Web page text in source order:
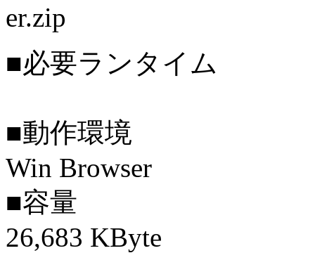
er.zip
■必要ランタイム
■動作環境
Win Browser
■容量
26,683 KByte